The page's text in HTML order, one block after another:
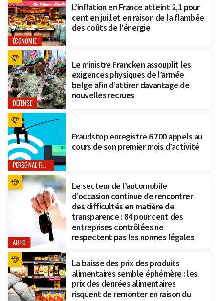
ÉCONOMIE
L’inflation en France atteint 2,1 pour
cent en juillet en raison de la flambée
des coûts de l’énergie
DÉFENSE
Le ministre Francken assouplit les
exigences physiques de l’armée
belge afin d’attirer davantage de
nouvelles recrues
PERSONAL FINANCE
Fraudstop enregistre 6 700 appels au
cours de son premier mois d’activité
AUTO
Le secteur de l’automobile
d’occasion continue de rencontrer
des difficultés en matière de
transparence : 84 pour cent des
entreprises contrôlées ne
respectent pas les normes légales
La baisse des prix des produits
alimentaires semble éphémère : les
prix des denrées alimentaires
risquent de remonter en raison du